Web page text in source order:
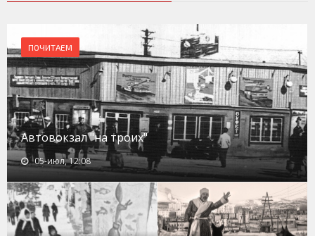
ПОЧИТАЕМ
Автовокзал "на троих"
05-июл, 12:08